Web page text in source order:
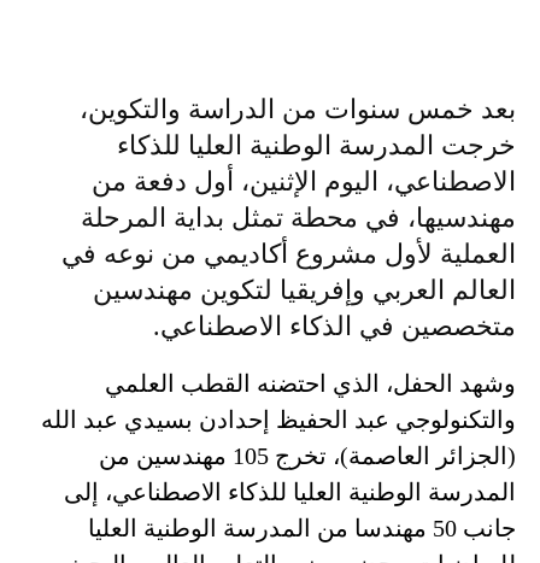
بعد خمس سنوات من الدراسة والتكوين،
خرجت المدرسة الوطنية العليا للذكاء
الاصطناعي، اليوم الإثنين، أول دفعة من
مهندسيها، في محطة تمثل بداية المرحلة
العملية لأول مشروع أكاديمي من نوعه في
العالم العربي وإفريقيا لتكوين مهندسين
متخصصين في الذكاء الاصطناعي.
وشهد الحفل، الذي احتضنه القطب العلمي
والتكنولوجي عبد الحفيظ إحدادن بسيدي عبد الله
(الجزائر العاصمة)، تخرج 105 مهندسين من
المدرسة الوطنية العليا للذكاء الاصطناعي، إلى
جانب 50 مهندسا من المدرسة الوطنية العليا